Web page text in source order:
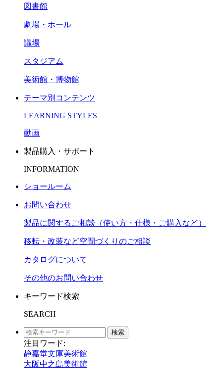
図書館
劇場・ホール
議場
スタジアム
美術館・博物館
テーマ別コンテンツ
LEARNING STYLES
動画
製品購入・サポート
INFORMATION
ショールーム
お問い合わせ
製品に関するご相談（使い方・仕様・ご購入など）
移転・改装など空間づくりのご相談
カタログについて
その他のお問い合わせ
キーワード検索
SEARCH
検索
注目ワード:
静嘉堂文庫美術館
大阪中之島美術館